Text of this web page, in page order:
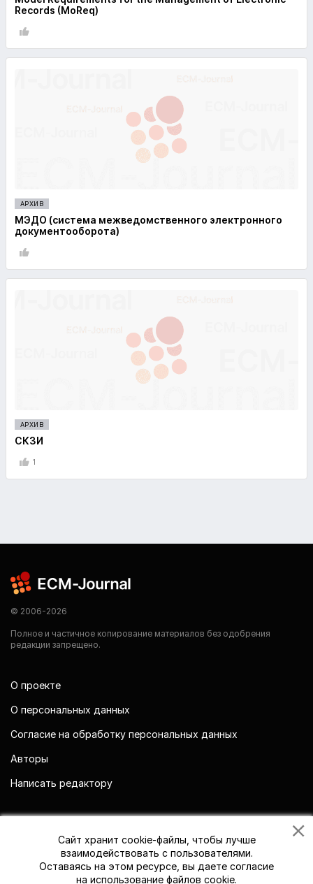
Records (MoReq)
АРХИВ
МЭДО (система межведомственного электронного
документооборота)
АРХИВ
СКЗИ
1
© 2006-2026
Полное и частичное копирование материалов без одобрения
редакции запрещено.
О проекте
О персональных данных
Согласие на обработку персональных данных
Авторы
Написать редактору
Сайт хранит cookie-файлы, чтобы лучше
взаимодействовать с пользователями.
Оставаясь на этом ресурсе, вы даете согласие
на использование файлов cookie.